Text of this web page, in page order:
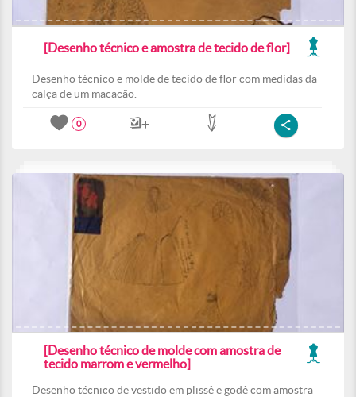
[Desenho técnico e amostra de tecido de flor]
Desenho técnico e molde de tecido de flor com medidas da
calça de um macacão.
0
[Desenho técnico de molde com amostra de
tecido marrom e vermelho]
Desenho técnico de vestido em plissê e godê com amostra